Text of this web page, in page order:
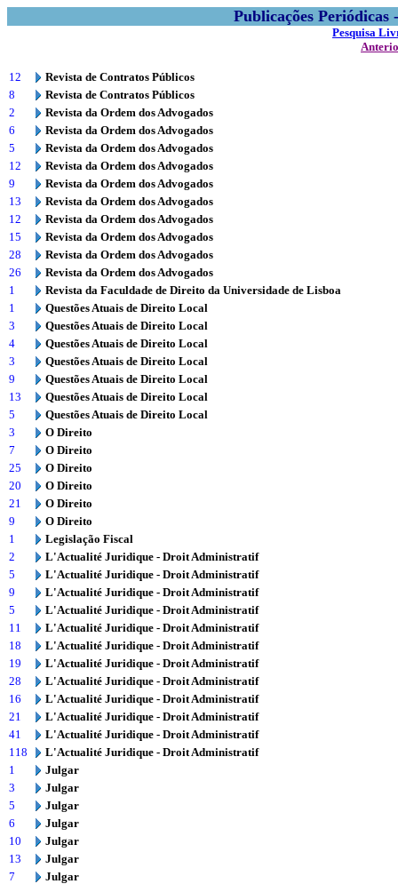
Publicações
Pesquisa
12
Revista de Contratos Públicos
8
Revista de Contratos Públicos
2
Revista da Ordem dos Advogados
6
Revista da Ordem dos Advogados
5
Revista da Ordem dos Advogados
12
Revista da Ordem dos Advogados
9
Revista da Ordem dos Advogados
13
Revista da Ordem dos Advogados
12
Revista da Ordem dos Advogados
15
Revista da Ordem dos Advogados
28
Revista da Ordem dos Advogados
26
Revista da Ordem dos Advogados
1
Revista da Faculdade de Direito da Universidade de Lisboa
1
Questões Atuais de Direito Local
3
Questões Atuais de Direito Local
4
Questões Atuais de Direito Local
3
Questões Atuais de Direito Local
9
Questões Atuais de Direito Local
13
Questões Atuais de Direito Local
5
Questões Atuais de Direito Local
3
O Direito
7
O Direito
25
O Direito
20
O Direito
21
O Direito
9
O Direito
1
Legislação Fiscal
2
L'Actualité Juridique - Droit Administratif
5
L'Actualité Juridique - Droit Administratif
9
L'Actualité Juridique - Droit Administratif
5
L'Actualité Juridique - Droit Administratif
11
L'Actualité Juridique - Droit Administratif
18
L'Actualité Juridique - Droit Administratif
19
L'Actualité Juridique - Droit Administratif
28
L'Actualité Juridique - Droit Administratif
16
L'Actualité Juridique - Droit Administratif
21
L'Actualité Juridique - Droit Administratif
41
L'Actualité Juridique - Droit Administratif
118
L'Actualité Juridique - Droit Administratif
1
Julgar
3
Julgar
5
Julgar
6
Julgar
10
Julgar
13
Julgar
7
Julgar